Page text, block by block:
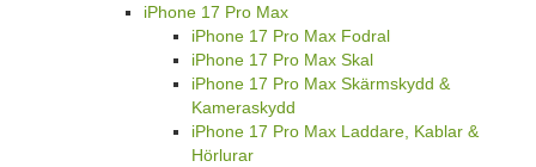
iPhone 17 Pro Max
iPhone 17 Pro Max Fodral
iPhone 17 Pro Max Skal
iPhone 17 Pro Max Skärmskydd &
Kameraskydd
iPhone 17 Pro Max Laddare, Kablar &
Hörlurar